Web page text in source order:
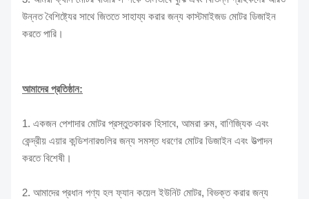
উন্নত বৈশিষ্ট্যের সাথে জিততে সাহায্য করার জন্য কাস্টমাইজড মোটর ডিজাইন
করতে পারি।
আমাদের প্রতিষ্ঠান:
1. একজন পেশাদার মোটর প্রস্তুতকারক হিসাবে, আমরা রুম, বাণিজ্যিক এবং
কেন্দ্রীয় এয়ার কন্ডিশনারগুলির জন্য সমস্ত ধরণের মোটর ডিজাইন এবং উত্পাদন
করতে বিশেষী।
2. আমাদের প্রধান পণ্য হল ফ্যান কয়েল ইউনিট মোটর, বিভক্ত করার জন্য